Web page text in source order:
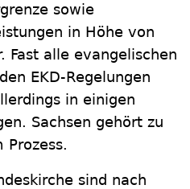
sowie
in Höhe von
Fast alle evangelischen
EKD-Regelungen
in einigen
Sachsen gehört zu
Prozess.
sind nach